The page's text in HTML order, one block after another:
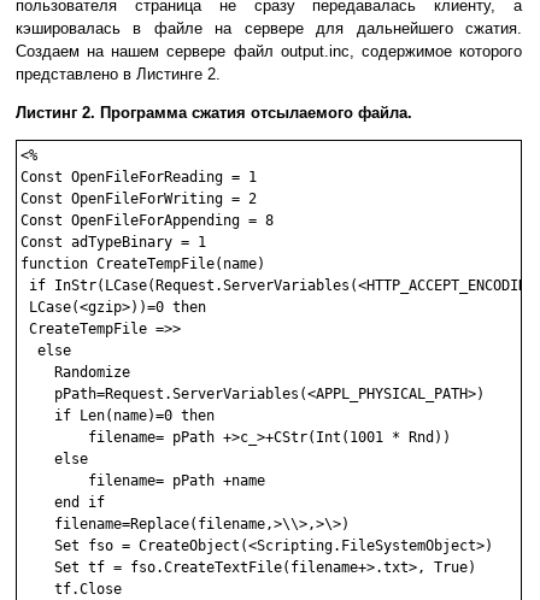
пользователя страница не сразу передавалась клиенту, а
кэшировалась в файле на сервере для дальнейшего сжатия.
Создаем на нашем сервере файл output.inc, содержимое которого
представлено в Листинге 2.
Листинг 2. Программа сжатия отсылаемого файла.
<%
Const OpenFileForReading = 1
Const OpenFileForWriting = 2
Const OpenFileForAppending = 8
Const adTypeBinary = 1
function CreateTempFile(name)
if
LCase(<gzip>))=0 then
CreateTempFile =>>
  else
    Randomize
    pPath=Request.ServerVariables(<APPL_PHYSICAL_PATH>)
    if Len(name)=0 then
        filename= pPath +>c_>+CStr(Int(1001 * Rnd))
    else
        filename= pPath +name
    end if
    filename=Replace(filename,>\\>,>\>)
    Set fso = CreateObject(<Scripting.FileSystemObject>)
    Set tf = fso.CreateTextFile(filename+>.txt>, True)
    tf.Close